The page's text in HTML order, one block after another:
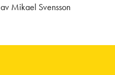
av Mikael Svensson